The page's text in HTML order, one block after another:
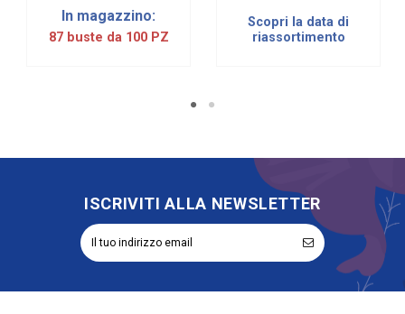
In magazzino:
87 buste da 100 PZ
Scopri la data di
riassortimento
ISCRIVITI ALLA NEWSLETTER